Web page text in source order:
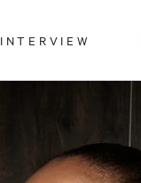
INTERVIEW